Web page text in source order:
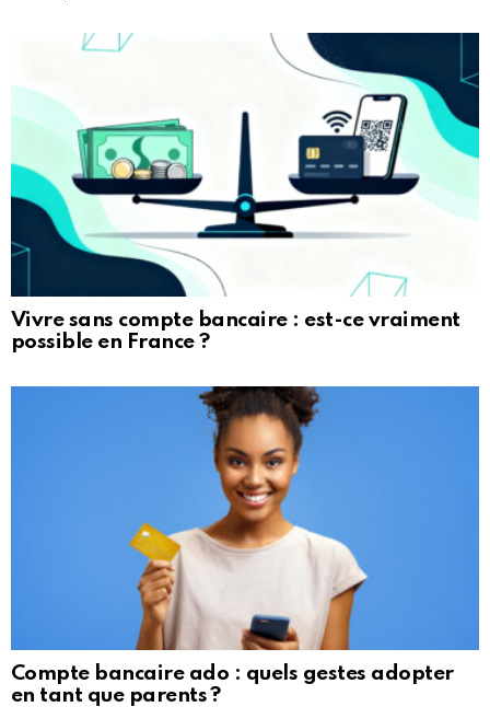
Vivre sans compte bancaire : est-ce vraiment
possible en France ?
Compte bancaire ado : quels gestes adopter
en tant que parents ?